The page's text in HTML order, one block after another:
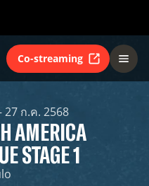
Co-streaming
27 ก.ค. 2568
AMERICA
STAGE 1